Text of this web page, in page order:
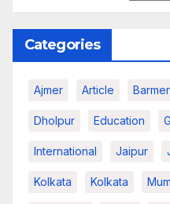
Categories
Ajmer Article Barmer
Dholpur Education
International Jaipur
Kolkata Kolkata